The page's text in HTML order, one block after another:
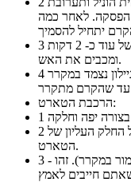
הפסקה. לאחר כמה
3
ומכבים את האש.
4
הרכבת הטארט:
1
2
הטארט.
3